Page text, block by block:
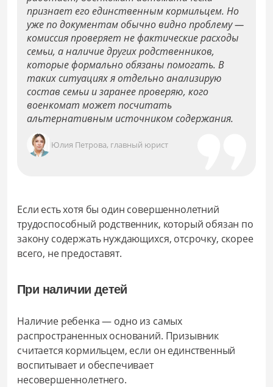
признает его единственным кормильцем. Но
уже по документам обычно видно проблему —
комиссия проверяет не фактические расходы
семьи, а наличие других родственников,
которые формально обязаны помогать. В
таких ситуациях я отдельно анализирую
состав семьи и заранее проверяю, кого
военкомат может посчитать
альтернативным источником содержания.
Юлия Петрова, главный юрист
Если есть хотя бы один совершеннолетний
трудоспособный родственник, который обязан по
закону содержать нуждающихся, отсрочку, скорее
всего, не предоставят.
При наличии детей
Наличие ребенка — одно из самых
распространенных оснований. Призывник
считается кормильцем, если он единственный
воспитывает и обеспечивает
несовершеннолетнего.